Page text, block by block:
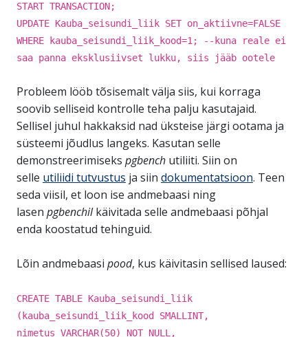
START TRANSACTION;
UPDATE Kauba_seisundi_liik SET on_aktiivne=FALSE
WHERE kauba_seisundi_liik_kood=1; --kuna reale ei
saa panna eksklusiivset lukku, siis jääb ootele
Probleem lööb tõsisemalt välja siis, kui korraga
soovib selliseid kontrolle teha palju kasutajaid.
Sellisel juhul hakkaksid nad üksteise järgi ootama ja
süsteemi jõudlus langeks. Kasutan selle
demonstreerimiseks pgbench utiliiti. Siin on
selle utiliidi tutvustus ja siin dokumentatsioon. Teen
seda viisil, et loon ise andmebaasi ning
lasen pgbenchilkäivitada selle andmebaasi põhjal
enda koostatud tehinguid.
Lõin andmebaasi pood, kus käivitasin sellised laused:
CREATE TABLE Kauba_seisundi_liik
(kauba_seisundi_liik_kood SMALLINT,
nimetus VARCHAR(50) NOT NULL,